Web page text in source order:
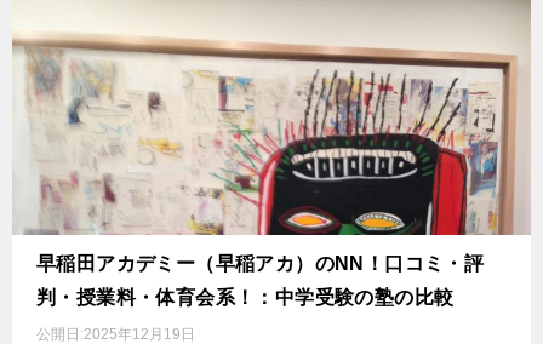
早稲田アカデミー（早稲アカ）のNN！口コミ・評
判・授業料・体育会系！：中学受験の塾の比較
公開日:2025年12月19日